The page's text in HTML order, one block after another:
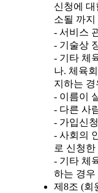
신청에 대
소될 까
- 서비스
- 기술상
- 기타 체
나. 체육
지하는
- 이름이
- 다른 사
- 가입신
- 사회의
로 신청한
- 기타 체
하는 경우
제8조 (회